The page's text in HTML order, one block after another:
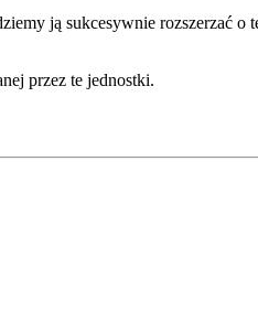
ją sukcesywnie rozszerzać o
przez te jednostki.